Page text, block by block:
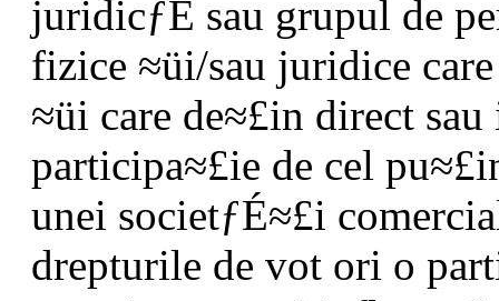
juridicƒÉ sau grupul de
fizice ≈üi/sau juridice
≈üi care de≈£in direct
participa≈£ie de cel
unei societƒÉ≈£i
drepturile de vot ori o